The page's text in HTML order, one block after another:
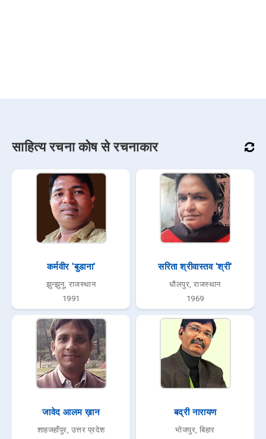
साहित्य रचना कोष से रचनाकार
कर्मवीर 'बुडाना'
झुन्झुनू, राजस्थान
1991
सरिता श्रीवास्तव 'श्री'
धौलपुर, राजस्थान
1969
जावेद आलम ख़ान
शाहजहाँपुर, उत्तर प्रदेश
बद्री नारायण
भोजपुर, बिहार